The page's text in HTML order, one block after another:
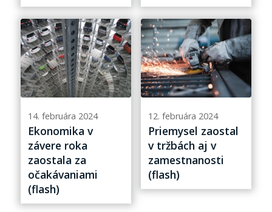
14. februára 2024
Ekonomika v
závere roka
zaostala za
očakávaniami
(flash)
12. februára 2024
Priemysel zaostal
v tržbách aj v
zamestnanosti
(flash)